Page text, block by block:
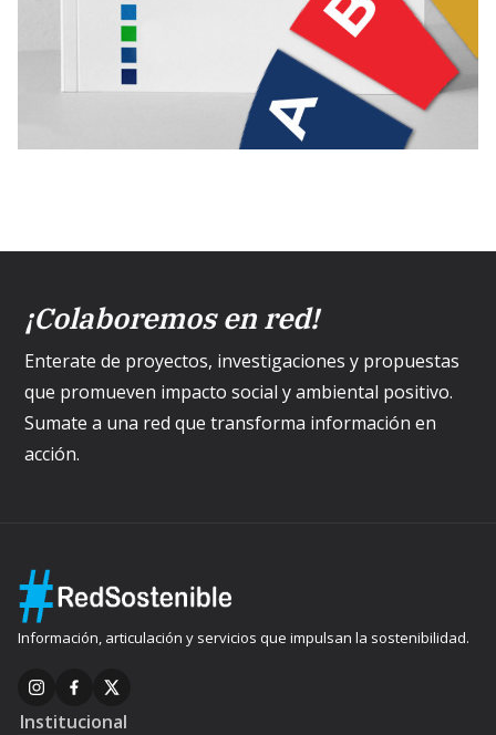
¡Colaboremos en red!
Enterate de proyectos, investigaciones y propuestas
que promueven impacto social y ambiental positivo.
Sumate a una red que transforma información en
acción.
Información, articulación y servicios que impulsan la sostenibilidad.
Institucional